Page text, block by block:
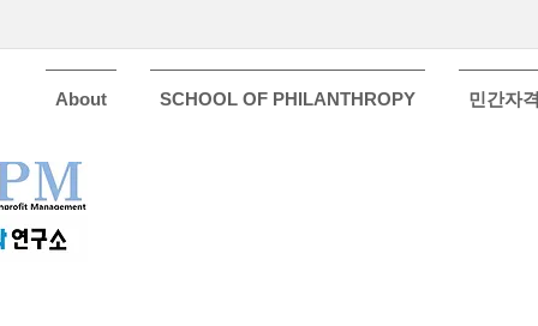
About SCHOOL OF PHILANTHROPY 민간자